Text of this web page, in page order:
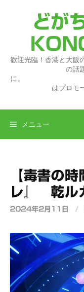
どが
歡迎光臨！香港と大阪
の話
に。
はプロモ
メニュー
【毒書の
レ』 乾ル
2024年2月11日 /